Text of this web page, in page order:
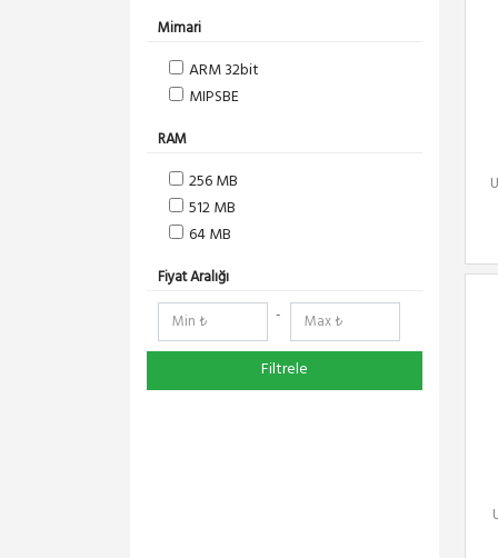
Mimari
ARM 32bit
MIPSBE
RAM
256 MB
512 MB
64 MB
Fiyat Aralığı
-
Filtrele